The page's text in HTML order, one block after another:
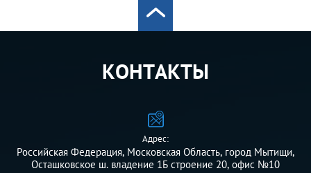
КОНТАКТЫ
Адрес:
Российская Федерация, Московская Область, город Мытищи,
Осташковское ш. владение 1Б строение 20, офис №10